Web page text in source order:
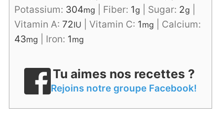
Potassium: 304mg Fiber: 1g Sugar: 2g
Vitamin A: 72IU Vitamin C: 1mg
Calcium:
43mg Iron: 1mg
Tu aimes nos recettes ?
Rejoins notre groupe Facebook!